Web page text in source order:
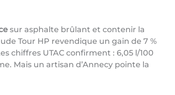
sur asphalte brûlant et contenir la
Tour HP revendique un gain de 7 %
chiffres UTAC confirment : 6,05 l/100
Mais un artisan d’Annecy pointe la